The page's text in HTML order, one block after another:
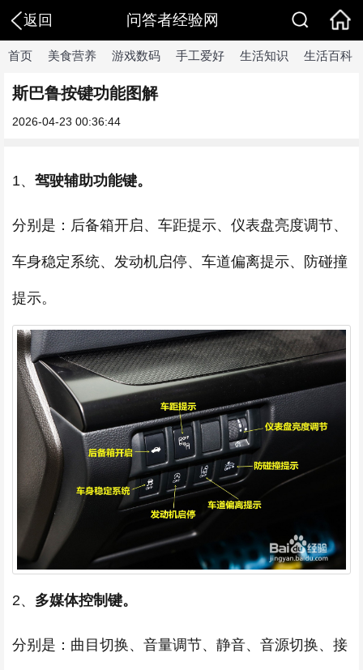
返回 问答者经验网
首页 美食营养 游戏数码 手工爱好 生活知识 生活百科
斯巴鲁按键功能图解
2026-04-23 00:36:44
1、 驾驶辅助功能键。
分别是：后备箱开启、车距提示、仪表盘亮度调节、
车身稳定系统、发动机启停、车道偏离提示、防碰撞
提示。
2、 多媒体控制键。
分别是：曲目切换、音量调节、静音、音源切换、接